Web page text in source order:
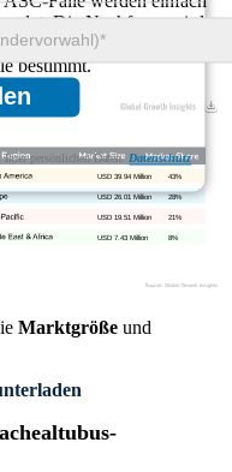
persönlichen Daten. Datenschutz
Die Nachfrage wird
hohe Fluktuationsrate
bestimmt.
8%
USD 7.43 Million
21%
USD 19.51 Million
28%
USD 26.01 Million
43%
USD 39.94 Million
Marktgröße und